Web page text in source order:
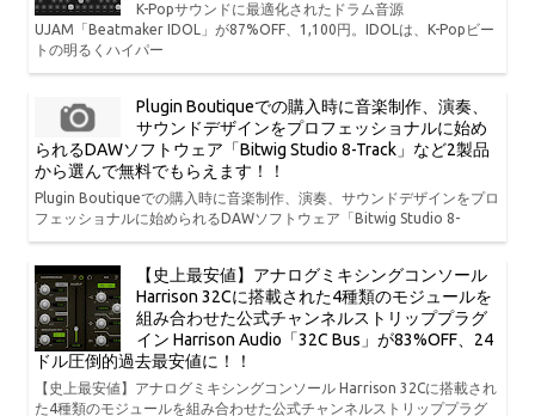
K-Popサウンドに最適化されたドラム音源
UJAM「Beatmaker IDOL」が87%OFF、1,100円。IDOLは、K-Popビー
トの明るくハイパー
Plugin Boutiqueでの購入時に音楽制作、演奏、
サウンドデザインをプロフェッショナルに始め
られるDAWソフトウェア「Bitwig Studio 8-Track」など2製品
から選んで無料でもらえます！！
Plugin Boutiqueでの購入時に音楽制作、演奏、サウンドデザインをプロ
フェッショナルに始められるDAWソフトウェア「Bitwig Studio 8-
【史上最安値】アナログミキシングコンソール
Harrison 32Cに搭載された4種類のモジュールを
組み合わせた公式チャンネルストリッププラグ
イン Harrison Audio「32C Bus」が83%OFF、24
ドル圧倒的過去最安値に！！
【史上最安値】アナログミキシングコンソール Harrison 32Cに搭載され
た4種類のモジュールを組み合わせた公式チャンネルストリッププラグ